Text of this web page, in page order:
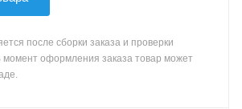
после сборки заказа и проверки
момент оформления заказа товар может